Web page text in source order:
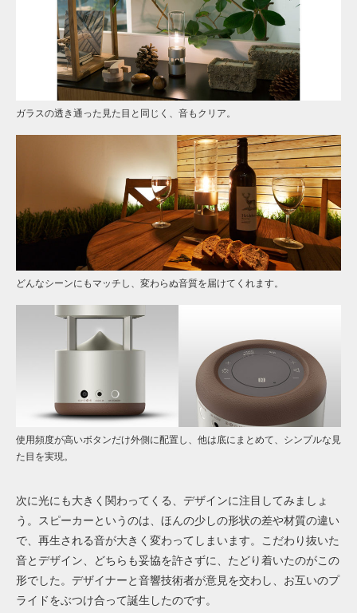
ガラスの透き通った見た目と同じく、音もクリア。
どんなシーンにもマッチし、変わらぬ音質を届けてくれます。
使用頻度が高いボタンだけ外側に配置し、他は底にまとめて、シンプルな見
た目を実現。
次に光にも大きく関わってくる、デザインに注目してみましょ
う。スピーカーというのは、ほんの少しの形状の差や材質の違い
で、再生される音が大きく変わってしまいます。こだわり抜いた
音とデザイン、どちらも妥協を許さずに、たどり着いたのがこの
形でした。デザイナーと音響技術者が意見を交わし、お互いのプ
ライドをぶつけ合って誕生したのです。